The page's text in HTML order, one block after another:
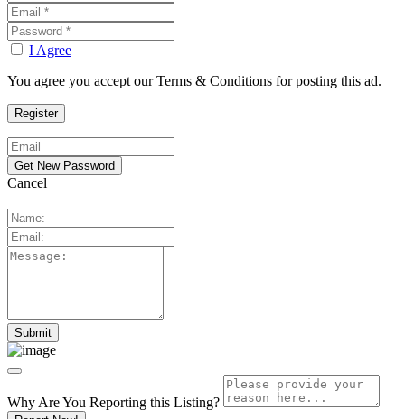
I Agree
You agree you accept our Terms & Conditions for posting this ad.
Cancel
Why Are You Reporting this Listing?